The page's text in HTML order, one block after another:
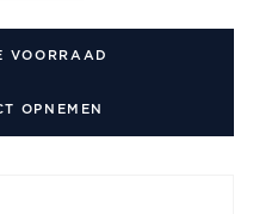
VOORRAAD
OPNEMEN